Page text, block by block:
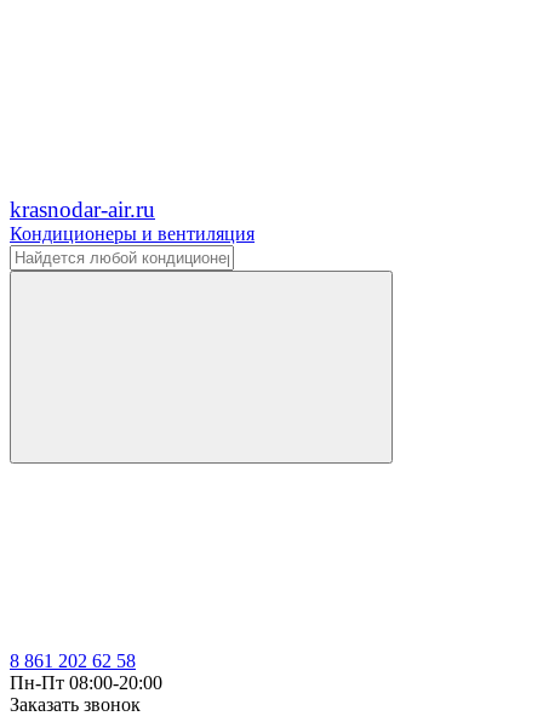
krasnodar-air.ru
Кондиционеры и вентиляция
8 861 202 62 58
Пн-Пт 08:00-20:00
Заказать звонок